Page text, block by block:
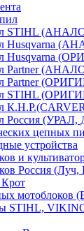
STIHL
Husqvarna
Husqvarna
Partner
Partner
STIHL
Россия
цепных
устройства
и
Россия (Луч,
Крот
мотоблоков
STIHL,